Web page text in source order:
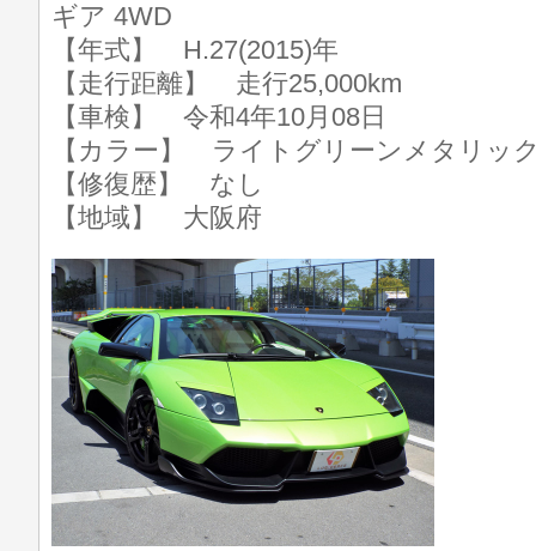
ギア 4WD
【年式】 H.27(2015)年
【走行距離】 走行25,000km
【車検】 令和4年10月08日
【カラー】 ライトグリーンメタリッ
【修復歴】 なし
【地域】 大阪府